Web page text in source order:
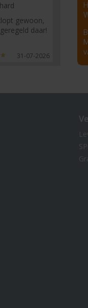
gewoon,
daar!
31-07-2026